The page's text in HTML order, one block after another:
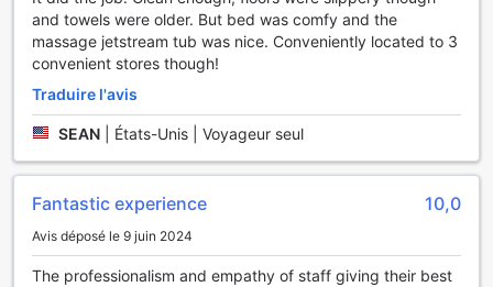
and towels were older. But bed was comfy and the
massage jetstream tub was nice. Conveniently located to 3
convenient stores though!
Traduire l'avis
SEAN États-Unis | Voyageur seul
Fantastic experience 10,0
Avis déposé le 9 juin 2024
The professionalism and empathy of staff giving their best